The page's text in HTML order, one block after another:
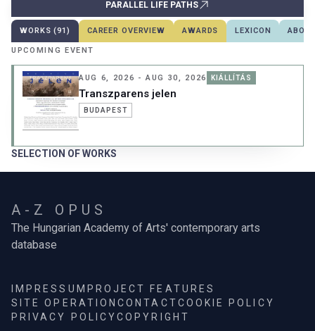
PARALLEL LIFE PATHS
WORKS (91) CAREER OVERVIEW AWARDS LEXICON
UPCOMING EVENT
AUG 6, 2026 - AUG 30, 2026 KIÁLLÍTÁS
Transzparens jelen
BUDAPEST
SELECTION OF WORKS
A-Z OPUS
The Hungarian Academy of Arts' contemporary arts
database
IMPRESSUM PROJECT FEATURES
SITE OPERATIONCONTACTCOOKIE POLICY
PRIVACY POLICYCOPYRIGHT